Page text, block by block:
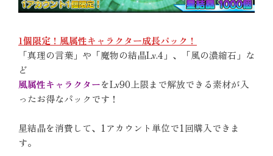
1個限定！風属性キャラクター成長パック！
「真理の言葉」や「魔物の結晶Lv.4」、「風の濃縮石」な
ど
風属性キャラクターをLv90上限まで解放できる素材が入
ったお得なパックです！
星結晶を消費して、1アカウント単位で1回購入できま
す。